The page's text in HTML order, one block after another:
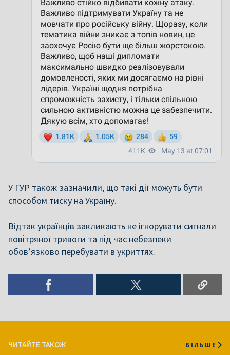
У ГУР також зазначили, що такі дії можуть бути
способом тиску на Україну.
Відтак українців закликають не ігнорувати сигнали
повітряної тривоги та під час небезпеки
обов’язково перебувати в укриттях.
ЧИТАЙТЕ ТАКОЖ БІЛЬШЕ